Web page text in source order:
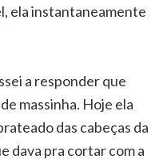
ela instantaneamente
a responder que
massinha. Hoje ela
das cabeças da
dava pra cortar com a